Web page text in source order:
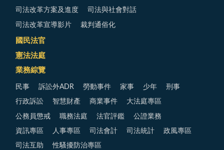
司法改革方案及進度 司法與社會對話
司法改革宣導影片 裁判通俗化
國民法官
憲法法庭
業務綜覽
民事 訴訟外ADR 勞動事件 家事 少年 刑事
行政訴訟 智慧財產 商業事件 大法庭專區
公務員懲戒 職務法庭 法官評鑑 公證業務
資訊專區 人事專區 司法會計 司法統計 政風專區
司法互助 性騷擾防治專區